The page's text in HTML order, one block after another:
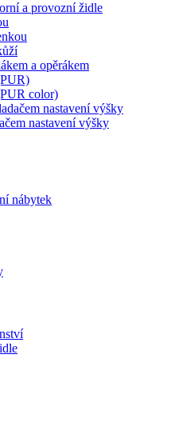
a provozní židle
a opěrákem
color)
nastavení výšky
nastavení výšky
nábytek